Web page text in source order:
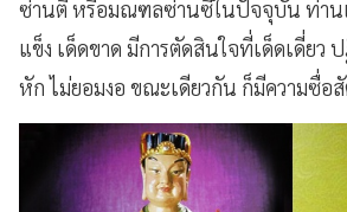
ซ่านตี้ หรือมณฑลซ่านซีในปัจจุบัน ท่าน
แข็ง เด็ดขาด มีการตัดสินใจที่เด็ดเดี่ยว
หัก ไม่ยอมงอ ขณะเดียวกัน ก็มีความซื่อ